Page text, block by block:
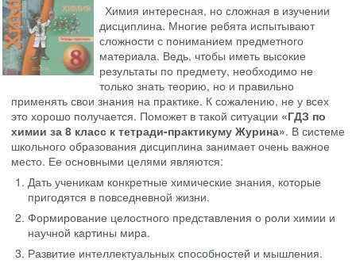
Химия интересная, но сложная в изучении
дисциплина. Многие ребята испытывают
сложности с пониманием предметного
материала. Ведь, чтобы иметь высокие
результаты по предмету, необходимо не
только знать теорию, но и правильно
применять свои знания на практике. К сожалению, не у всех
это хорошо получается. Поможет в такой ситуации «ГДЗ по
химии за 8 класс к тетради-практикуму Журина». В системе
школьного образования дисциплина занимает очень важное
место. Ее основными целями являются:
Дать ученикам конкретные химические знания, которые
пригодятся в повседневной жизни.
Формирование целостного представления о роли химии и
научной картины мира.
Развитие интеллектуальных способностей и мышления.